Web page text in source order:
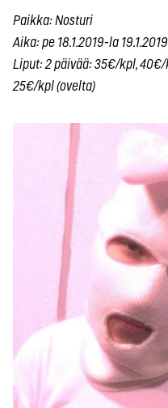
Paikka: Nosturi
Aika: pe 18.1.2019-la
Liput: 2 päivää: 35€/kpl,
25€/kpl (ovelta)